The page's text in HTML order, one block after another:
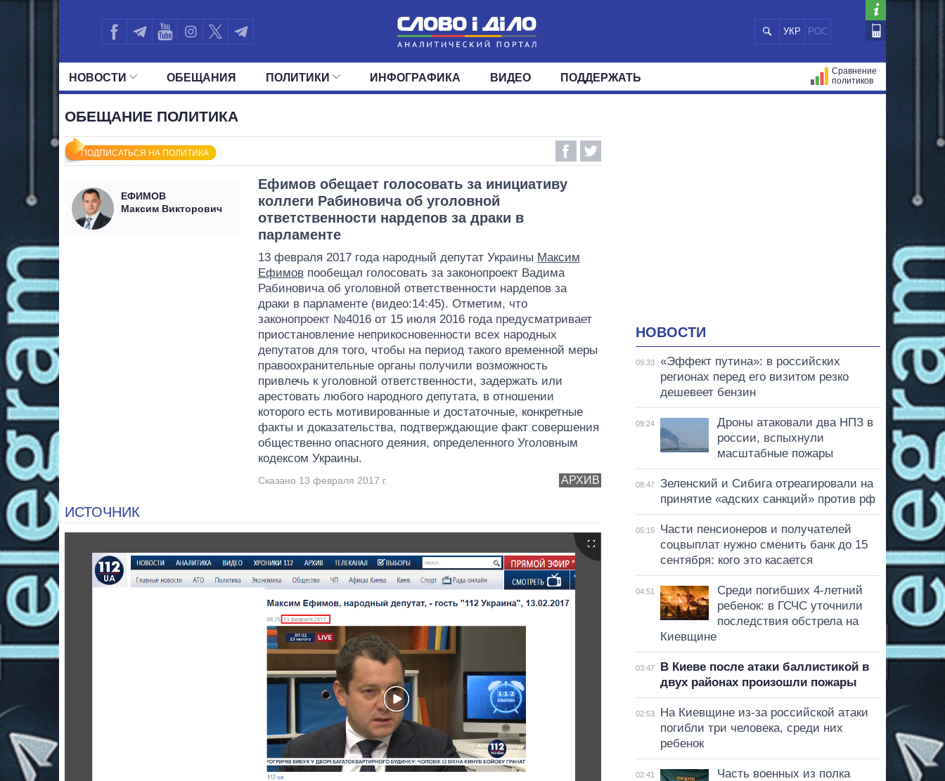
УКР РОС
НОВОСТИ
МИР
ОБЕЩАНИЯ ПОЛИТИКИ
ОКРУГА
ИНФОГРАФИКА ВИДЕО ПОДДЕРЖАТЬ
Сравнение
политиков
ОБЕЩАНИЕ ПОЛИТИКА
ПОДПИСАТЬСЯ НА ПОЛИТИКА
ЕФИМОВ
Максим Викторович
Ефимов обещает голосовать за инициативу
коллеги Рабиновича об уголовной
ответственности нардепов за драки в
парламенте
13 февраля 2017 года народный депутат Украины Максим
Ефимовпообещал голосовать за законопроект Вадима
Рабиновича об уголовной ответственности нардепов за
драки в парламенте (видео:14:45). Отметим, что
законопроект №4016 от 15 июля 2016 года предусматривает
приостановление неприкосновенности всех народных
депутатов для того, чтобы на период такого временной меры
правоохранительные органы получили возможность
привлечь к уголовной ответственности, задержать или
арестовать любого народного депутата, в отношении
которого есть мотивированные и достаточные, конкретные
факты и доказательства, подтверждающие факт совершения
общественно опасного деяния, определенного Уголовным
кодексом Украины.
АРХИВ
Сказано 13 февраля 2017 г.
ИСТОЧНИК
НОВОСТИ
09:33
«Эффект путина»: в российских
регионах перед его визитом резко
дешевеет бензин
09:24
Дроны атаковали два НПЗ в
россии, вспыхнули
масштабные пожары
08:47
Зеленский и Сибига отреагировали на
принятие «адских санкций» против рф
05:15
Части пенсионеров и получателей
соцвыплат нужно сменить банк до 15
сентября: кого это касается
04:51
Среди погибших 4-летний
ребенок: в ГСЧС уточнили
последствия обстрела на
Киевщине
03:47
В Киеве после атаки баллистикой в
двух районах произошли пожары
02:53
На Киевщине из-за российской атаки
погибли три человека, среди них
ребенок
02:41
Часть военных из полка